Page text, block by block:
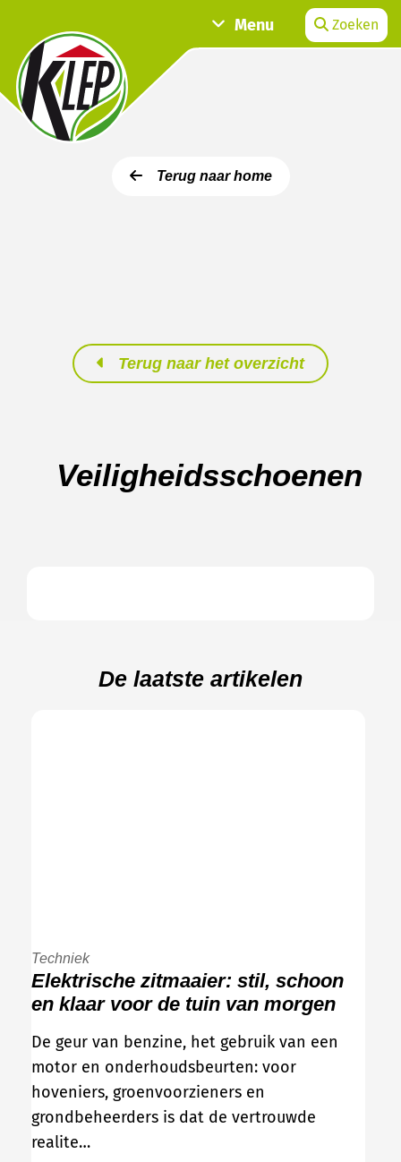
Menu Zoeken
Terug naar home
Terug naar het overzicht
Veiligheidsschoenen
De laatste artikelen
Techniek
Elektrische zitmaaier: stil, schoon
en klaar voor de tuin van morgen
De geur van benzine, het gebruik van een
motor en onderhoudsbeurten: voor
hoveniers, groenvoorzieners en
grondbeheerders is dat de vertrouwde
realite…